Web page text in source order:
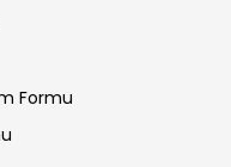
Formu